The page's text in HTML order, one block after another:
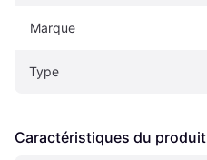
Marque
Type
Caractéristiques du produit